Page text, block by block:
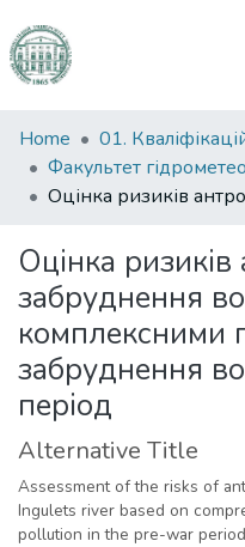
Communities
&
Collections
Statistics
Home
Оцінка
забруднення
комплексними
забруднення
період
Alternative Title
Assessment of the risks of
Ingulets river based on
pollution in the pre-war period